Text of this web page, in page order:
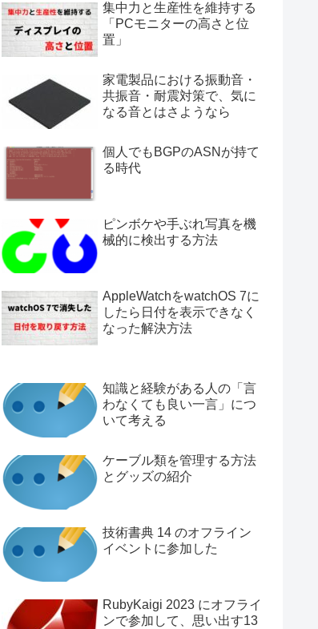
集中力と生産性を維持する
「PCモニターの高さと位
置」
家電製品における振動音・
共振音・耐震対策で、気に
なる音とはさようなら
個人でもBGPのASNが持て
る時代
ピンボケや手ぶれ写真を機
械的に検出する方法
AppleWatchをwatchOS 7に
したら日付を表示できなく
なった解決方法
知識と経験がある人の「言
わなくても良い一言」につ
いて考える
ケーブル類を管理する方法
とグッズの紹介
技術書典 14 のオフライン
イベントに参加した
RubyKaigi 2023 にオフライ
ンで参加して、思い出す13